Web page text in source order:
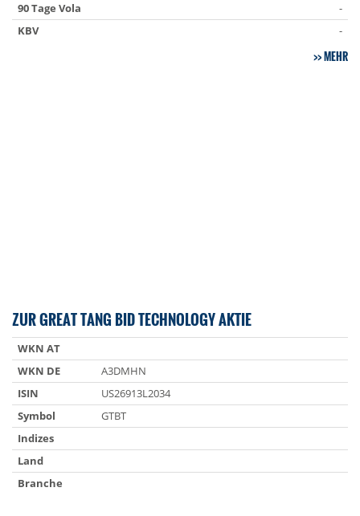
90 Tage Vola
-
KBV
-
MEHR
ZUR GREAT TANG BID TECHNOLOGY AKTIE
WKN AT
WKN DE
A3DMHN
ISIN
US26913L2034
Symbol
GTBT
Indizes
Land
Branche